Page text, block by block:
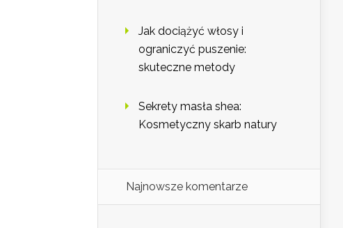
Jak dociążyć włosy i
ograniczyć puszenie:
skuteczne metody
Sekrety masła shea:
Kosmetyczny skarb natury
Najnowsze komentarze